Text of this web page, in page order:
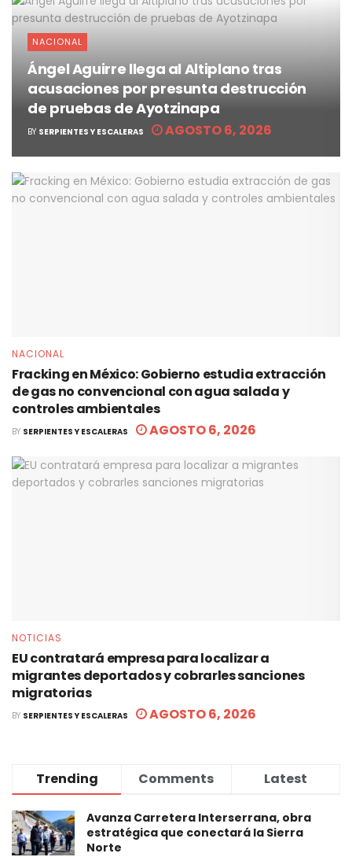
NACIONAL
Ángel Aguirre llega al Altiplano tras
acusaciones por presunta destrucción
de pruebas de Ayotzinapa
BY SERPIENTES Y ESCALERAS AGOSTO 6, 2026
NACIONAL
Fracking en México: Gobierno estudia extracción
de gas no convencional con agua salada y
controles ambientales
BY SERPIENTES Y ESCALERAS AGOSTO 6, 2026
NOTICIAS
EU contratará empresa para localizar a
migrantes deportados y cobrarles sanciones
migratorias
BY SERPIENTES Y ESCALERAS AGOSTO 6, 2026
Trending Comments Latest
Avanza Carretera Interserrana, obra
estratégica que conectará la Sierra
Norte